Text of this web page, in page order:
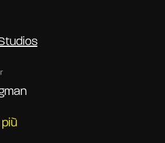
più